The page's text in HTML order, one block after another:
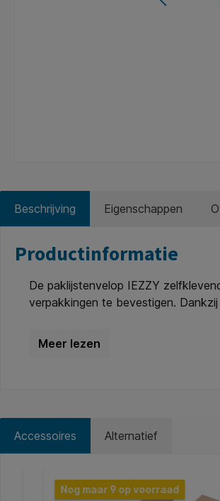
Beschrijving Eigenschappen
Productinformatie
De paklijstenvelop IEZZY
verpakkingen te bevestigen.
inzetbaar voor iedere logistieke
Accessoires Alternatief
Productgalerij overslaan
Nog maar 9 op voorraad